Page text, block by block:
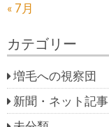
« 7月
カテゴリー
増毛への視察団
新聞・ネット記事